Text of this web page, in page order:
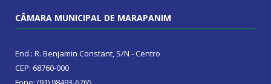
CÂMARA MUNICIPAL DE MARAPANIM
End.: R. Benjamin Constant, S/N - Centro
CEP: 68760-000